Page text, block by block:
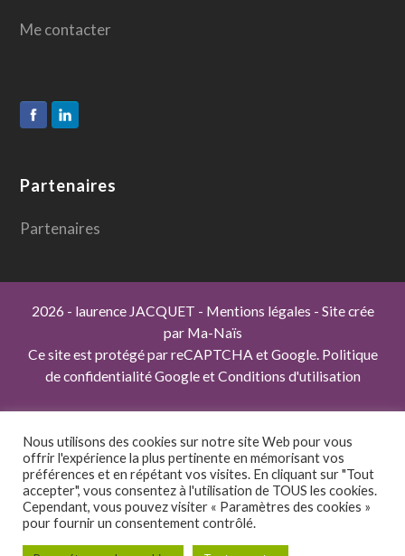
Me contacter
Partenaires
Partenaires
2026 - laurence JACQUET - Mentions légales - Site crée
par Ma-Naïs
Ce site est protégé par reCAPTCHA et Google. Politique
de confidentialité GoogleetConditions d'utilisation
coach - coaching - plan - étude - jardin - drôme - ardèche -
rhône - isère - romans sur isère - valence - montélimar -
aménagement - extérieur - arbres - arbustes - vivaces -
horticole - terrasse - aménagement paysager -
aménagements paysagers - espaces verts - laurence jacquet
paysagiste - plantes - végétaux - bassins - muret -
Nous utilisons des cookies sur notre site Web pour vous
offrir l'expérience la plus pertinente en mémorisant vos
préférences et en répétant vos visites. En cliquant sur "Tout
accepter", vous consentez à l'utilisation de TOUS les cookies.
Cependant, vous pouvez visiter « Paramètres des cookies »
pour fournir un consentement contrôlé.